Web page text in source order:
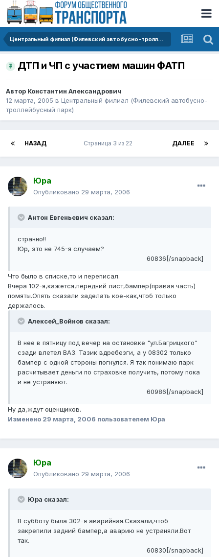
Центральный филиал (Филевский автобусно-троллейбусный парк)
ДТП и ЧП с участием машин ФАТП
Автор Константин Александрович
12 марта, 2005 в Центральный филиал (Филевский автобусно-
троллейбусный парк)
НАЗАД ДАЛЕЕ
Страница 3 из 22
Юра
Опубликовано 29 марта, 2006
Антон Евгеньевич сказал:
странно!!
Юр, это не 745-я случаем?
60836[/snapback]
Что было в списке,то и переписал.
Вчера 102-я,кажется,передний лист,бампер(правая часть)
помяты.Опять сказали заделать кое-как,чтоб только
держалось.
Алексей_Войнов сказал:
В нее в пятницу под вечер на остановке "ул.Багрицкого"
сзади влетел ВАЗ. Тазик вдребезги, а у 08302 только
бампер с одной стороны погнулся. Я так понимаю парк
расчитывает деньги по страховке получить, потому пока
и не устраняют.
60986[/snapback]
Ну да,ждут оценщиков.
Изменено 29 марта, 2006 пользователем Юра
Юра
Опубликовано 29 марта, 2006
Юра сказал:
В субботу была 302-я аварийная.Сказали,чтоб
закрепили задний бампер,а аварию не устраняли.Вот
так.
60830[/snapback]